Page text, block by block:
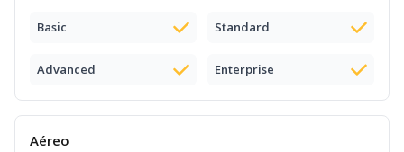
Basic Standard
Advanced Enterprise
Aéreo